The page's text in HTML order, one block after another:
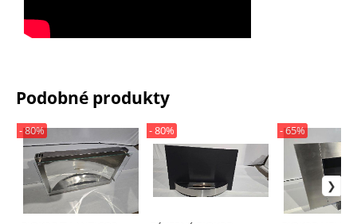
Podobné produkty
- 80% - 80% - 65%